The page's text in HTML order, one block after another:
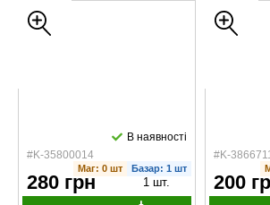
#K-35800014
В наявності
Маг: 0 шт Базар: 1 шт
280 грн 1 шт.
#K-
200